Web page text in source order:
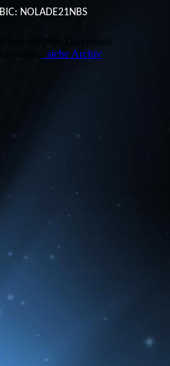
BIC: NOLADE21NBS
Unser aktuelle Datenbank
siehe Archiv